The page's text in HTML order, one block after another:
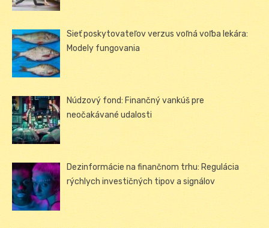
Sieť poskytovateľov verzus voľná voľba lekára:
Modely fungovania
Núdzový fond: Finančný vankúš pre
neočakávané udalosti
Dezinformácie na finančnom trhu: Regulácia
rýchlych investičných tipov a signálov